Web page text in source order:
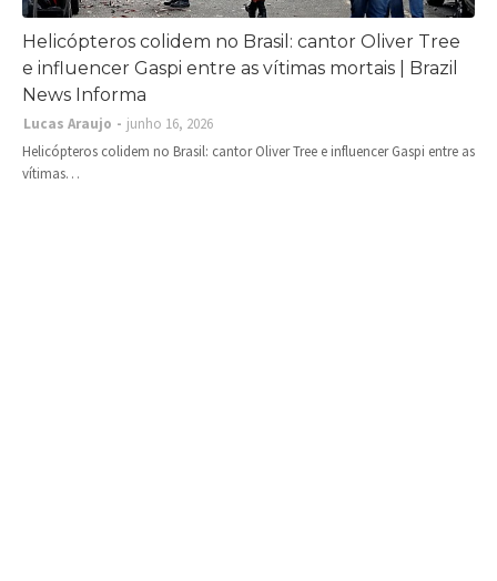
Helicópteros colidem no Brasil: cantor Oliver Tree
e influencer Gaspi entre as vítimas mortais | Brazil
News Informa
Lucas Araujo
junho 16, 2026
Helicópteros colidem no Brasil: cantor Oliver Tree e influencer Gaspi entre as
vítimas…